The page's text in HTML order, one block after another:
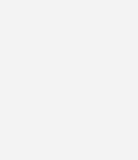
Wärmeerzeugern bis 2019
eine Seitwärtsbewegung macht
Nicht erkennbar